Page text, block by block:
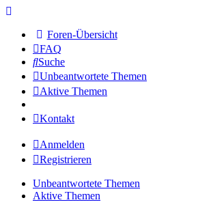
Foren-Übersicht
FAQ
Suche
Unbeantwortete Themen
Aktive Themen
Kontakt
Anmelden
Registrieren
Unbeantwortete Themen
Aktive Themen